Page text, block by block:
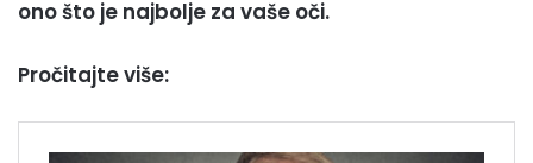
ono što je najbolje za vaše oči.
Pročitajte više: